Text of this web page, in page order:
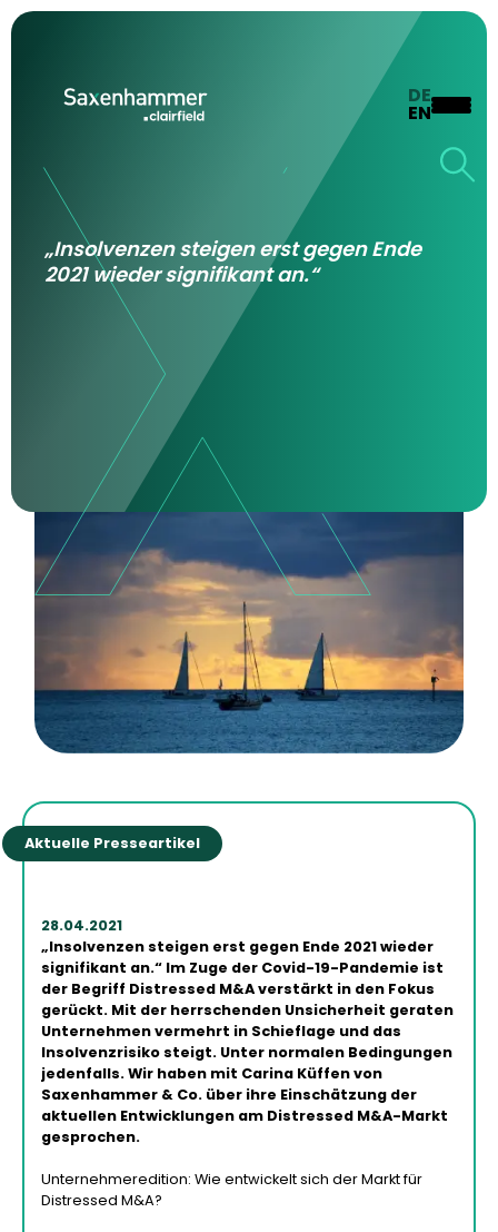
DE
EN
„Insolvenzen steigen erst gegen Ende
2021 wieder signifikant an.“
Aktuelle Presseartikel
28.04.2021
„Insolvenzen steigen erst gegen Ende 2021 wieder
signifikant an.“ Im Zuge der Covid-19-Pandemie ist
der Begriff Distressed M&A verstärkt in den Fokus
gerückt. Mit der herrschenden Unsicherheit geraten
Unternehmen vermehrt in Schieflage und das
Insolvenzrisiko steigt. Unter normalen Bedingungen
jedenfalls. Wir haben mit Carina Küffen von
Saxenhammer & Co. über ihre Einschätzung der
aktuellen Entwicklungen am Distressed M&A-Markt
gesprochen.
Unternehmeredition: Wie entwickelt sich der Markt für
Distressed M&A?